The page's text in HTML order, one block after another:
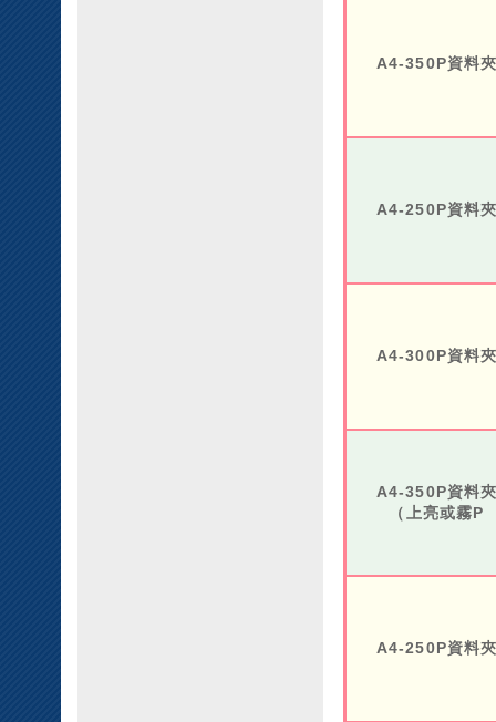
A4-350P資料
A4-250P資料
A4-300P資料
A4-350P資料
（上亮或霧P
A4-250P資料